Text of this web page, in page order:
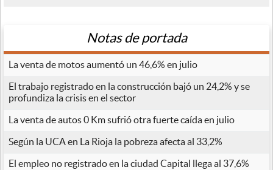
Notas de portada
La venta de motos aumentó un 46,6% en julio
El trabajo registrado en la construcción bajó un 24,2% y se
profundiza la crisis en el sector
La venta de autos 0 Km sufrió otra fuerte caída en julio
Según la UCA en La Rioja la pobreza afecta al 33,2%
El empleo no registrado en la ciudad Capital llega al 37,6%